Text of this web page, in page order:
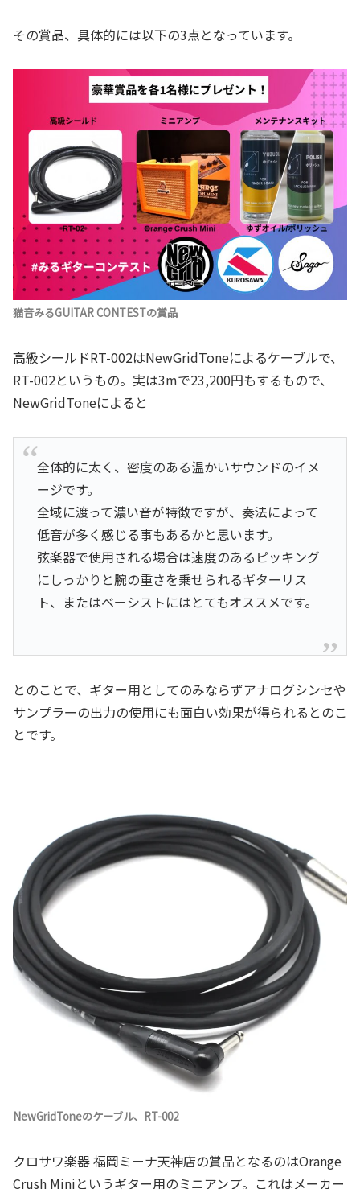
その賞品、具体的には以下の3点となっています。
猫音みるGUITAR CONTESTの賞品
高級シールドRT-002はNewGridToneによるケーブルで、
RT-002というもの。実は3mで23,200円もするもので、
NewGridToneによると
全体的に太く、密度のある温かいサウンドのイメ
ージです。
全域に渡って濃い音が特徴ですが、奏法によって
低音が多く感じる事もあるかと思います。
弦楽器で使用される場合は速度のあるピッキング
にしっかりと腕の重さを乗せられるギターリス
ト、またはベーシストにはとてもオススメです。
とのことで、ギター用としてのみならずアナログシンセや
サンプラーの出力の使用にも面白い効果が得られるとのこ
とです。
NewGridToneのケーブル、RT-002
クロサワ楽器 福岡ミーナ天神店の賞品となるのはOrange
Crush Miniというギター用のミニアンプ。これはメーカー